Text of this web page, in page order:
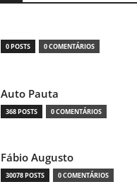
0 POSTS 0 COMENTÁRIOS
Auto Pauta
368 POSTS 0 COMENTÁRIOS
Fábio Augusto
30078 POSTS 0 COMENTÁRIOS